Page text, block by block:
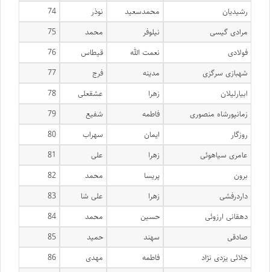
رشیدیان
محمدسعید نوذر
74
مرادی گیسی
نیلوفر محمد
75
فولادی
نعمت الله قیطاس
76
شهبازی سرگزی
مدینه فرج
77
ابیارلیلان
زهرا عشقعلی
78
زمانپورشاه منصوری
فاطمه شفیع
79
روزگار
ایمان سهراب
80
عامری سیاهوئی
زهرا علی
81
برون
پریسا محمد
82
داردرفشی
زهرا علی شا
83
دهقانی ارزوئی
حسین محمد
84
صادقی
سهند حمید
85
جلائی یزدی نژاد
فاطمه مهدی
86